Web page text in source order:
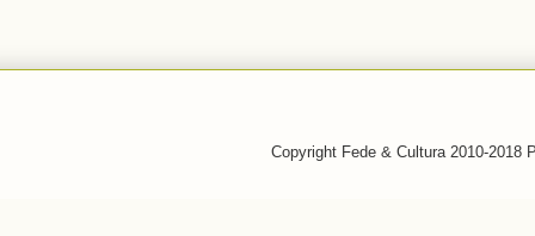
Copyright Fede & Cultura 2010-2018